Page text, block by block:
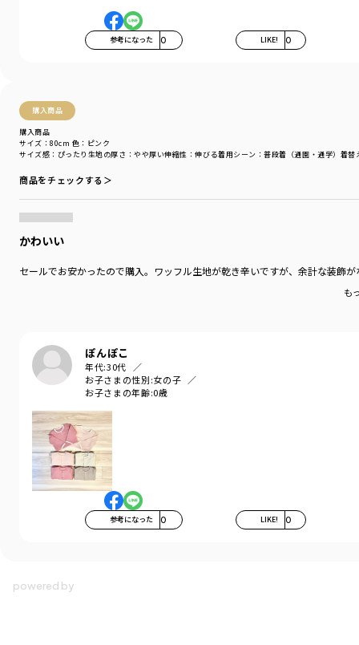
参考になった 0 LIKE! 0
購入商品
購入商品
サイズ感 ：ぴったり 生地の厚さ ：やや厚い伸縮性 ：伸びる着用シーン ：普段着（通園・通学） 着替
サイズ：80cm 色：ピンク
商品をチェックする＞
かわいい
セールでお安かったので購入。ワッフル生地が乾き辛いですが、余計な装飾
も
ぽんぽこ
年代:30代
お子さまの性別:女の子
お子さまの年齢:0歳
参考になった 0 LIKE! 0